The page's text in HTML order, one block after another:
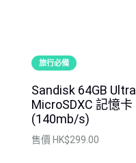
旅行必備
Sandisk 64GB Ultra
MicroSDXC 記憶卡
(140mb/s)
售價 HK$299.00